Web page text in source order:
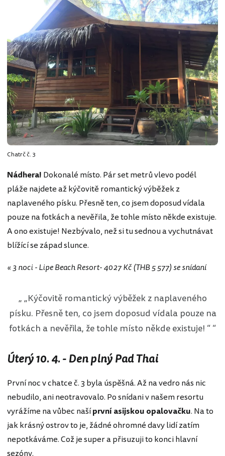
Chatrč č. 3
Nádhera! Dokonalé místo. Pár set metrů vlevo podél
pláže najdete až kýčovitě romantický výběžek z
naplaveného písku. Přesně ten, co jsem doposud vídala
pouze na fotkách a nevěřila, že tohle místo někde existuje.
A ono existuje! Nezbývalo, než si tu sednou a vychutnávat
blížící se západ slunce.
« 3 noci - Lipe Beach Resort- 4027 Kč (THB 5 577) se snídaní
„Kýčovitě romantický výběžek z naplaveného
písku. Přesně ten, co jsem doposud vídala pouze na
fotkách a nevěřila, že tohle místo někde existuje! “
Úterý 10. 4. - Den plný Pad Thai
První noc v chatce č. 3 byla úspěšná. Až na vedro nás nic
nebudilo, ani neotravovalo. Po snídani v našem resortu
vyrážíme na vůbec našíprvní asijskou opalovačku. Na to
jak krásný ostrov to je, žádné ohromné davy lidí zatím
nepotkáváme. Což je super a přisuzuji to konci hlavní
sezóny.